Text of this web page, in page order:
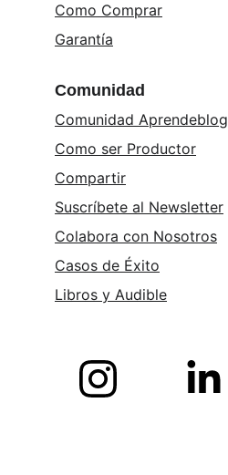
Como Comprar
Garantía
Comunidad
Comunidad Aprendeblog
Como ser Productor
Compartir
Suscríbete al Newsletter
Colabora con Nosotros
Casos de Éxito
Libros y Audible